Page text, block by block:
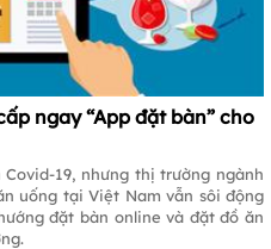
ngay “App đặt bàn” cho
19, nhưng thị trường ngành
uống tại Việt Nam vẫn sôi động
đặt bàn online và đặt đồ ăn